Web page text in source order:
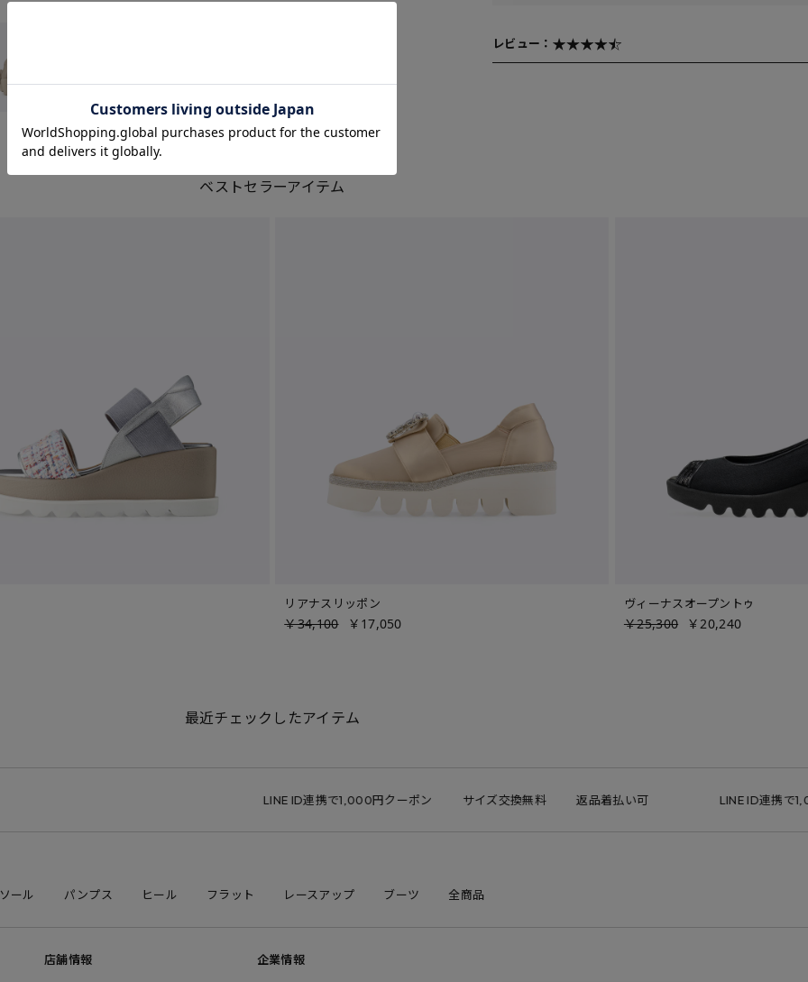
レビュー：
ベストセラーアイテム
リアナスリッポン
￥34,100 ￥17,050
ヴィーナスオープントゥ
￥25,300 ￥20,240
最近チェックしたアイテム
LINE ID連携で1,000円クーポン サイズ交換無料 返品着払い可 LINE ID連携で1,000円ク
ール パンプス ヒール フラット レースアップ ブーツ 全商品
店舗情報 企業情報